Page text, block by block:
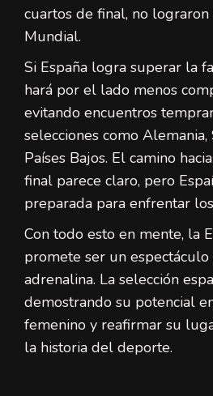
cuartos de final, no
Mundial.
Si España logra superar la
hará por el lado menos
evitando encuentros
selecciones como
Países Bajos. El camino
final parece claro, pero
preparada para enfrentar
Con todo esto en mente, la
promete ser un
adrenalina. La selección
demostrando su potencial
femenino y reafirmar su
la historia del deporte.